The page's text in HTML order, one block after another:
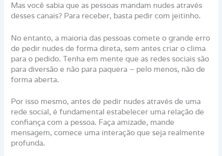
Mas você sabia que as pessoas mandam nudes através
desses canais? Para receber, basta pedir com jeitinho.
No entanto, a maioria das pessoas comete o grande erro
de pedir nudes de forma direta, sem antes criar o clima
para o pedido. Tenha em mente que as redes sociais são
para diversão e não para paquera – pelo menos, não de
forma aberta.
Por isso mesmo, antes de pedir nudes através de uma
rede social, é fundamental estabelecer uma relação de
confiança com a pessoa. Faça amizade, mande
mensagem, comece uma interação que seja realmente
profunda.